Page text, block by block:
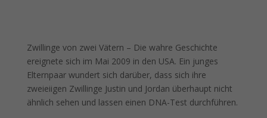
Zwillinge von zwei Vätern – Die wahre Geschichte
ereignete sich im Mai 2009 in den USA. Ein junges
Elternpaar wundert sich darüber, dass sich ihre
zweieiigen Zwillinge Justin und Jordan überhaupt nicht
ähnlich sehen und lassen einen DNA-Test durchführen.